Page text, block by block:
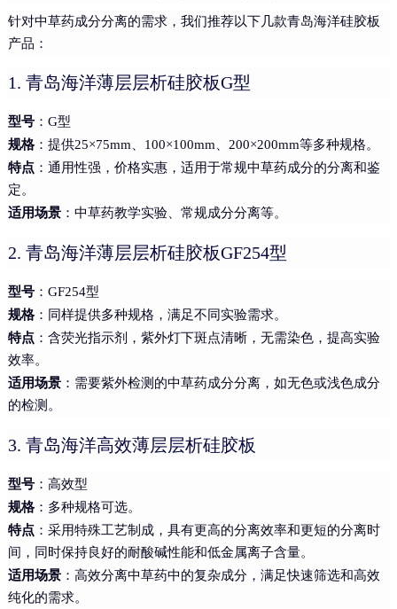
针对中草药成分分离的需求，我们推荐以下几款青岛海洋硅胶板
产品：
1. 青岛海洋薄层层析硅胶板G型
型号：G型
规格：提供25×75mm、100×100mm、200×200mm等多种规格。
特点：通用性强，价格实惠，适用于常规中草药成分的分离和鉴
定。
适用场景：中草药教学实验、常规成分分离等。
2. 青岛海洋薄层层析硅胶板GF254型
型号：GF254型
规格：同样提供多种规格，满足不同实验需求。
特点：含荧光指示剂，紫外灯下斑点清晰，无需染色，提高实验
效率。
适用场景：需要紫外检测的中草药成分分离，如无色或浅色成分
的检测。
3. 青岛海洋高效薄层层析硅胶板
型号：高效型
规格：多种规格可选。
特点：采用特殊工艺制成，具有更高的分离效率和更短的分离时
间，同时保持良好的耐酸碱性能和低金属离子含量。
适用场景：高效分离中草药中的复杂成分，满足快速筛选和高效
纯化的需求。